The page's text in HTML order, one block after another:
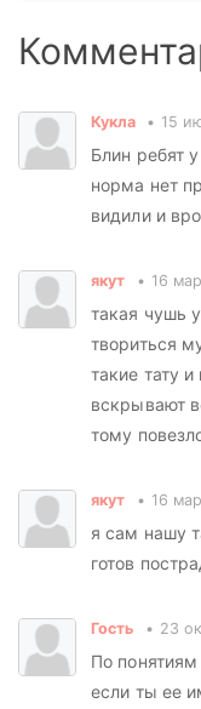
Кукла 15
Блин ребят
норма нет
видили и
якут 16
такая чушь
твориться
такие тату
вскрывают
тому
якут 16
я сам нашу
готов
Гость 23
По
если ты ее